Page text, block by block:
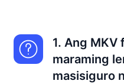
1. Ang MKV
maraming
masisiguro